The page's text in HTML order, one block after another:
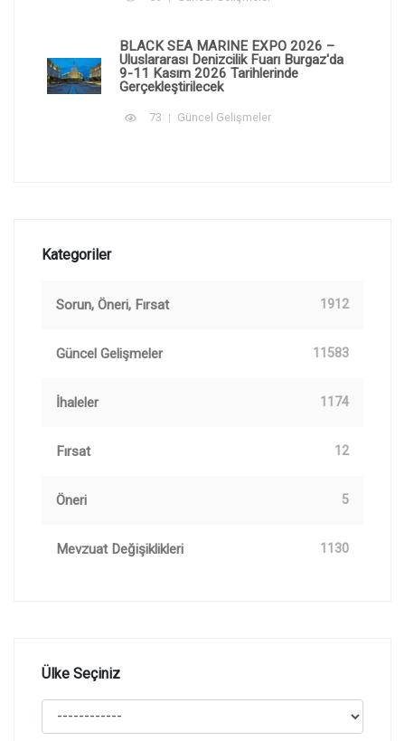
BLACK SEA MARINE EXPO 2026 –
Uluslararası Denizcilik Fuarı Burgaz'da
9-11 Kasım 2026 Tarihlerinde
Gerçekleştirilecek
73 Güncel Gelişmeler
Kategoriler
Sorun, Öneri, Fırsat 1912
Güncel Gelişmeler 11583
İhaleler 1174
Fırsat 12
Öneri 5
Mevzuat Değişiklikleri 1130
Ülke Seçiniz